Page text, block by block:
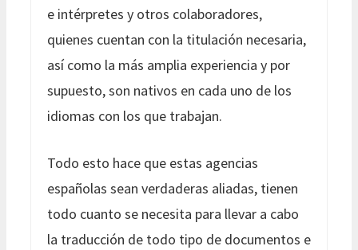
e intérpretes y otros colaboradores,
quienes cuentan con la titulación necesaria,
así como la más amplia experiencia y por
supuesto, son nativos en cada uno de los
idiomas con los que trabajan.
Todo esto hace que estas agencias
españolas sean verdaderas aliadas, tienen
todo cuanto se necesita para llevar a cabo
la traducción de todo tipo de documentos e